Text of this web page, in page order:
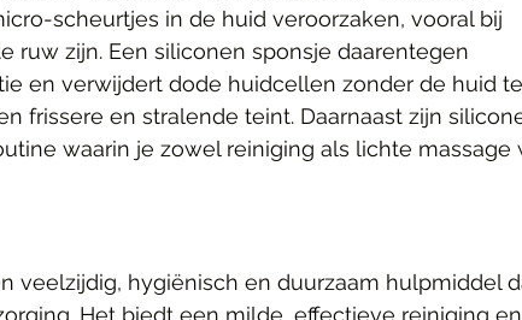
scheurtjes in de huid veroorzaken, vooral bij
ruw zijn. Een siliconen sponsje daarentegen
en verwijdert dode huidcellen zonder de huid te
frissere en stralende teint. Daarnaast zijn
waarin je zowel reiniging als lichte massage
veelzijdig, hygiënisch en duurzaam hulpmiddel
Het biedt een milde, effectieve reiniging en